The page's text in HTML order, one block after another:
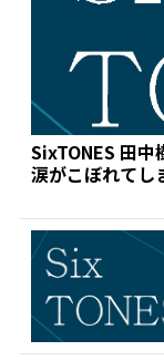
SixTONES 田中
涙がこぼれてし